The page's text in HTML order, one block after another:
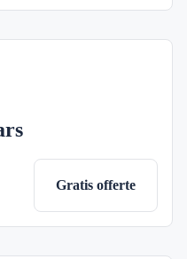
Gratis offerte